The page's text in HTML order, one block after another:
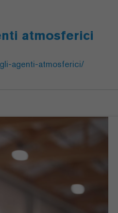
atmosferici
agenti-atmosferici/